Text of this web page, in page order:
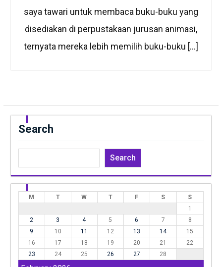
saya tawari untuk membaca buku-buku yang
disediakan di perpustakaan jurusan animasi,
ternyata mereka lebih memilih buku-buku […]
Search
Search
M T W T F S
S
1
2
3 4 5 6 7
8
9
10 11 12 13 14
15
16
17 18 19 20 21
22
23
24 25 26 27 28